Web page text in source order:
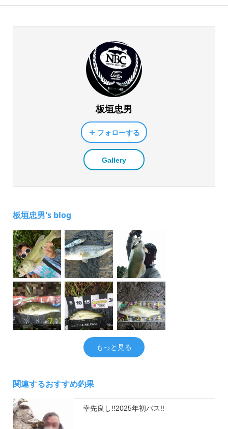
板垣忠男
フォローする
Gallery
板垣忠男's blog
もっと見る
関連するおすすめ釣果
幸先良し!!2025年初バス!!